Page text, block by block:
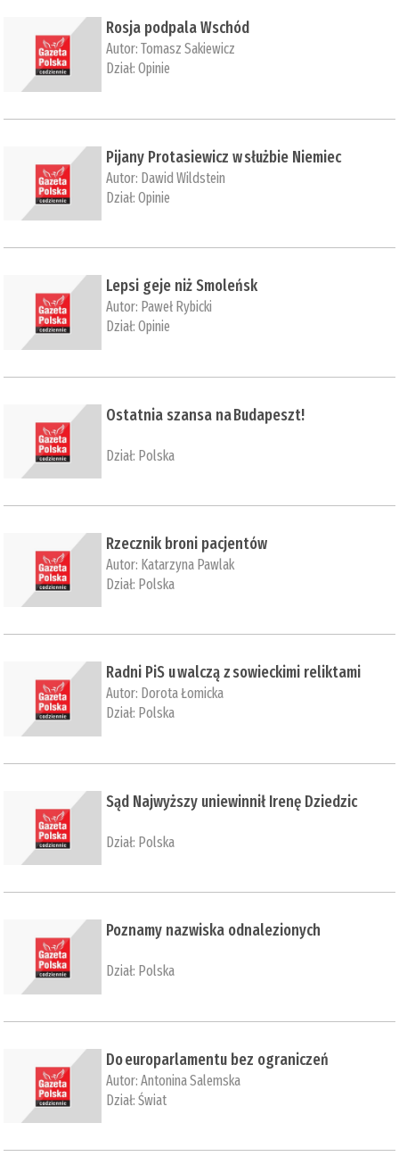
Rosja podpala Wschód
Autor:Tomasz Sakiewicz
Dział:Opinie
Pijany Protasiewicz w służbie Niemiec
Autor: Dawid Wildstein
Dział:Opinie
Lepsi geje niż Smoleńsk
Autor: Paweł Rybicki
Dział:Opinie
Ostatnia szansa na Budapeszt!
Dział: Polska
Rzecznik broni pacjentów
Autor: Katarzyna Pawlak
Dział: Polska
Radni PiS u walczą z sowieckimi reliktami
Autor: Dorota Łomicka
Dział: Polska
Sąd Najwyższy uniewinnił Irenę Dziedzic
Dział: Polska
Poznamy nazwiska odnalezionych
Dział: Polska
Do europarlamentu bez ograniczeń
Autor:Antonina Salemska
Dział:Świat